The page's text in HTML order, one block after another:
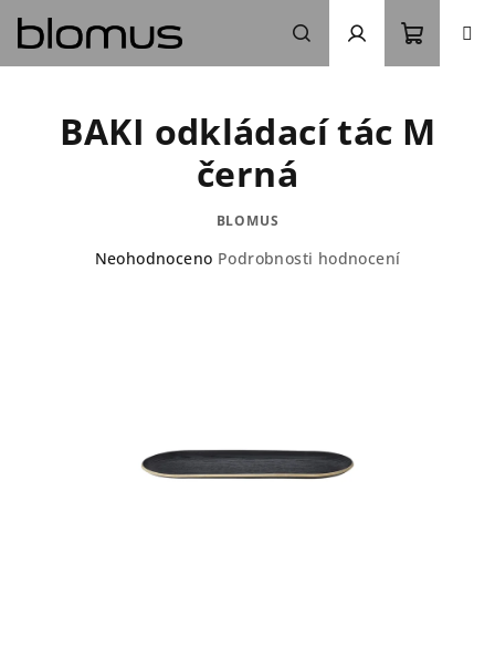
obsah
Hledat Přihlášení
košík
BAKI odkládací tác M
černá
BLOMUS
Průměrné
Neohodnoceno Podrobnosti hodnocení